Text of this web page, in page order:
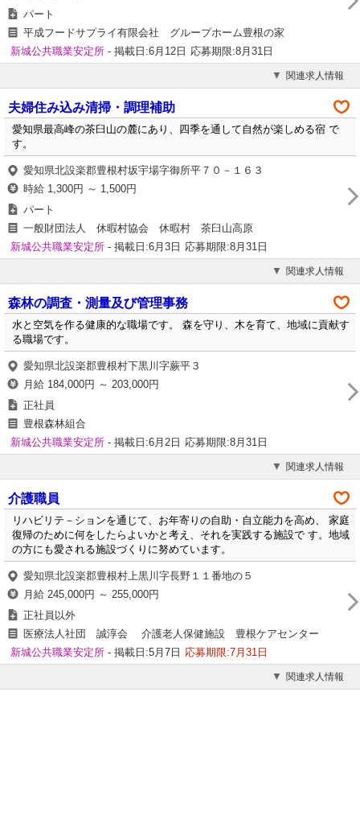
パート
平成フードサプライ有限会社 グループホーム豊根の家
新城公共職業安定所 - 掲載日:6月12日 応募期限:8月31日
関連求人情報
夫婦住み込み清掃・調理補助
愛知県最高峰の茶臼山の麓にあり、四季を通して自然が楽しめる宿 で
す。
愛知県北設楽郡豊根村坂宇場字御所平７０－１６３
時給 1,300円 ～ 1,500円
パート
一般財団法人 休暇村協会 休暇村 茶臼山高原
新城公共職業安定所 - 掲載日:6月3日 応募期限:8月31日
関連求人情報
森林の調査・測量及び管理事務
水と空気を作る健康的な職場です。 森を守り、木を育て、地域に貢献す
る職場です。
愛知県北設楽郡豊根村下黒川字蕨平３
月給 184,000円 ～ 203,000円
正社員
豊根森林組合
新城公共職業安定所 - 掲載日:6月2日 応募期限:8月31日
関連求人情報
介護職員
リハビリテ－ションを通じて、お年寄りの自助・自立能力を高め、 家庭
復帰のために何をしたらよいかと考え、それを実践する施設で す。地域
の方にも愛される施設づくりに努めています。
愛知県北設楽郡豊根村上黒川字長野１１番地の５
月給 245,000円 ～ 255,000円
正社員以外
医療法人社団 誠淳会 介護老人保健施設 豊根ケアセンター
新城公共職業安定所 - 掲載日:5月7日 応募期限:7月31日
関連求人情報